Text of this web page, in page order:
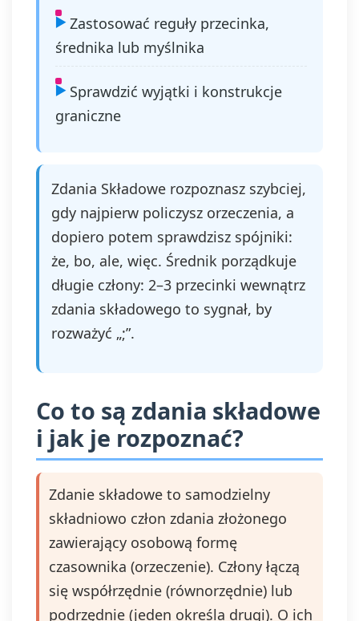
Zastosować reguły przecinka,
średnika lub myślnika
Sprawdzić wyjątki i konstrukcje
graniczne
Zdania Składowe rozpoznasz szybciej,
gdy najpierw policzysz orzeczenia, a
dopiero potem sprawdzisz spójniki:
że, bo, ale, więc. Średnik porządkuje
długie człony: 2–3 przecinki wewnątrz
zdania składowego to sygnał, by
rozważyć „;”.
Co to są zdania składowe
i jak je rozpoznać?
Zdanie składowe to samodzielny
składniowo człon zdania złożonego
zawierający osobową formę
czasownika (orzeczenie). Człony łączą
się współrzędnie (równorzędnie) lub
podrzędnie (jeden określa drugi). O ich